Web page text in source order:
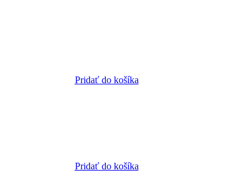
Pridať do košíka
Pridať do košíka